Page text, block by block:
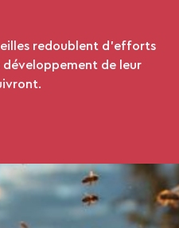
redoublent d'efforts
de leur